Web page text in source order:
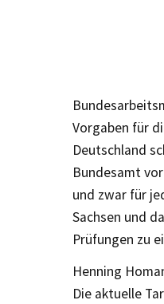
Vorgaben für
Deutschland
Bundesamt
und zwar für
Sachsen und
Prüfungen zu
Henning
Die aktuelle